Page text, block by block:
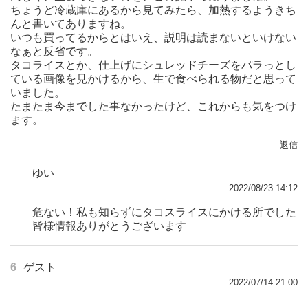
ちょうど冷蔵庫にあるから見てみたら、加熱するようきち
んと書いてありますね。
いつも買ってるからとはいえ、説明は読まないといけない
なぁと反省です。
タコライスとか、仕上げにシュレッドチーズをパラっとし
ている画像を見かけるから、生で食べられる物だと思って
いました。
たまたま今までした事なかったけど、これからも気をつけ
ます。
返信
ゆい
2022/08/23 14:12
危ない！私も知らずにタコスライスにかける所でした
皆様情報ありがとうございます
6 ゲスト
2022/07/14 21:00